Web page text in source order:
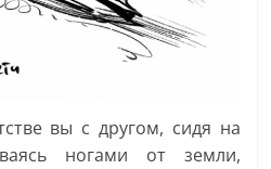
вы с другом, сидя на
ногами от земли,